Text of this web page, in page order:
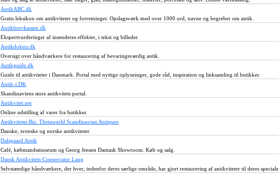
AntikABC.dk
Gratis leksikon om antikviteter og forretninger. Opslagsværk med over 1000 ord, navne og begreber om antik.
Antikbrevkassen.dk
Ekspertvurderinger af insenderes effekter, i tekst og billeder.
Antikdoktor.dk
Oversigt over håndværkere for restaurering af bevaringsværdig antik.
Antikguide.dk
Guide til antikviteter i Danmark. Portal med nyttige oplysninger, gode råd, inspiration og linksamling til butikker.
Antik-i.DK
Skandinaviens store antikvitets portal.
Antikvitet.net
Online udstilling af varer fra butikker.
Antikviteter.Biz: Thetaworld Scandinavian Antiques
Danske, svenske og norske antikviteter.
Dalsgaard Antik
Café, købmandsmuseum og Georg Jensen Damask Showroom. Køb og salg.
Dansk Antikvitets-Conservator Laug
Selvstændige håndværkere, der hver, indenfor deres særlige område, har gjort restaurering af antikviteter til deres speciale.